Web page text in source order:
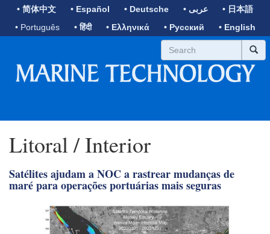
• 简体中文 • Español • Deutsche • عربى
• 日本語
• Português
• हिंदी • Ελληνικά • Русский • English
Litoral / Interior
Satélites ajudam a NOC a rastrear mudanças de
maré para operações portuárias mais seguras